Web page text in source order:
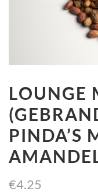
LOUNGE
PINDA’S
€4.25